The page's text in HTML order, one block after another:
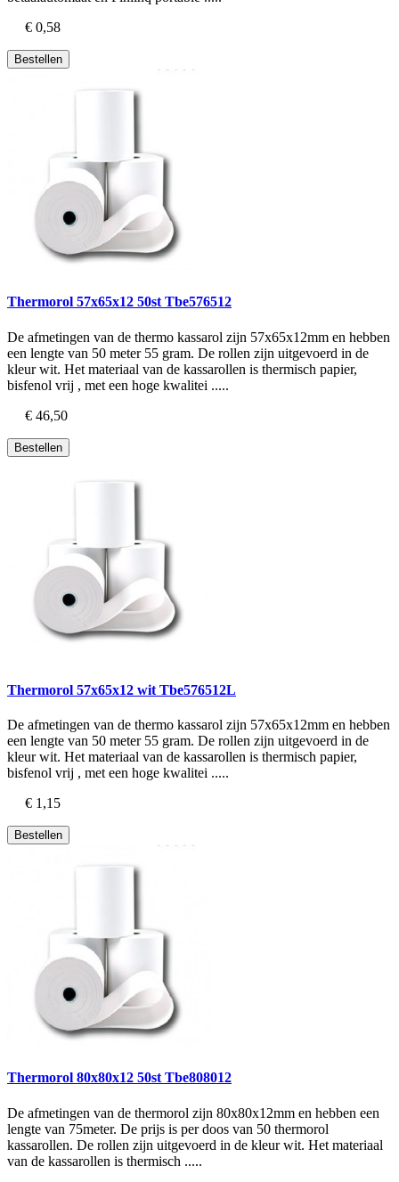
€ 0,58
Bestellen
Thermorol 57x65x12 50st Tbe576512
De afmetingen van de thermo kassarol zijn 57x65x12mm en hebben
een lengte van 50 meter 55 gram. De rollen zijn uitgevoerd in de
kleur wit. Het materiaal van de kassarollen is thermisch papier,
bisfenol vrij , met een hoge kwalitei .....
€ 46,50
Bestellen
Thermorol 57x65x12 wit Tbe576512L
De afmetingen van de thermo kassarol zijn 57x65x12mm en hebben
een lengte van 50 meter 55 gram. De rollen zijn uitgevoerd in de
kleur wit. Het materiaal van de kassarollen is thermisch papier,
bisfenol vrij , met een hoge kwalitei .....
€ 1,15
Bestellen
Thermorol 80x80x12 50st Tbe808012
De afmetingen van de thermorol zijn 80x80x12mm en hebben een
lengte van 75meter. De prijs is per doos van 50 thermorol
kassarollen. De rollen zijn uitgevoerd in de kleur wit. Het materiaal
van de kassarollen is thermisch .....